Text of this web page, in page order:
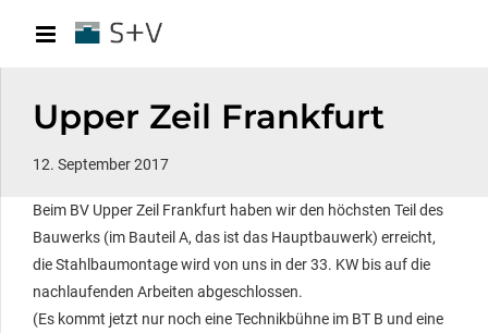
Upper Zeil Frankfurt
12. September 2017
Beim BV Upper Zeil Frankfurt haben wir den höchsten Teil des
Bauwerks (im Bauteil A, das ist das Hauptbauwerk) erreicht,
die Stahlbaumontage wird von uns in der 33. KW bis auf die
nachlaufenden Arbeiten abgeschlossen.
(Es kommt jetzt nur noch eine Technikbühne im BT B und eine